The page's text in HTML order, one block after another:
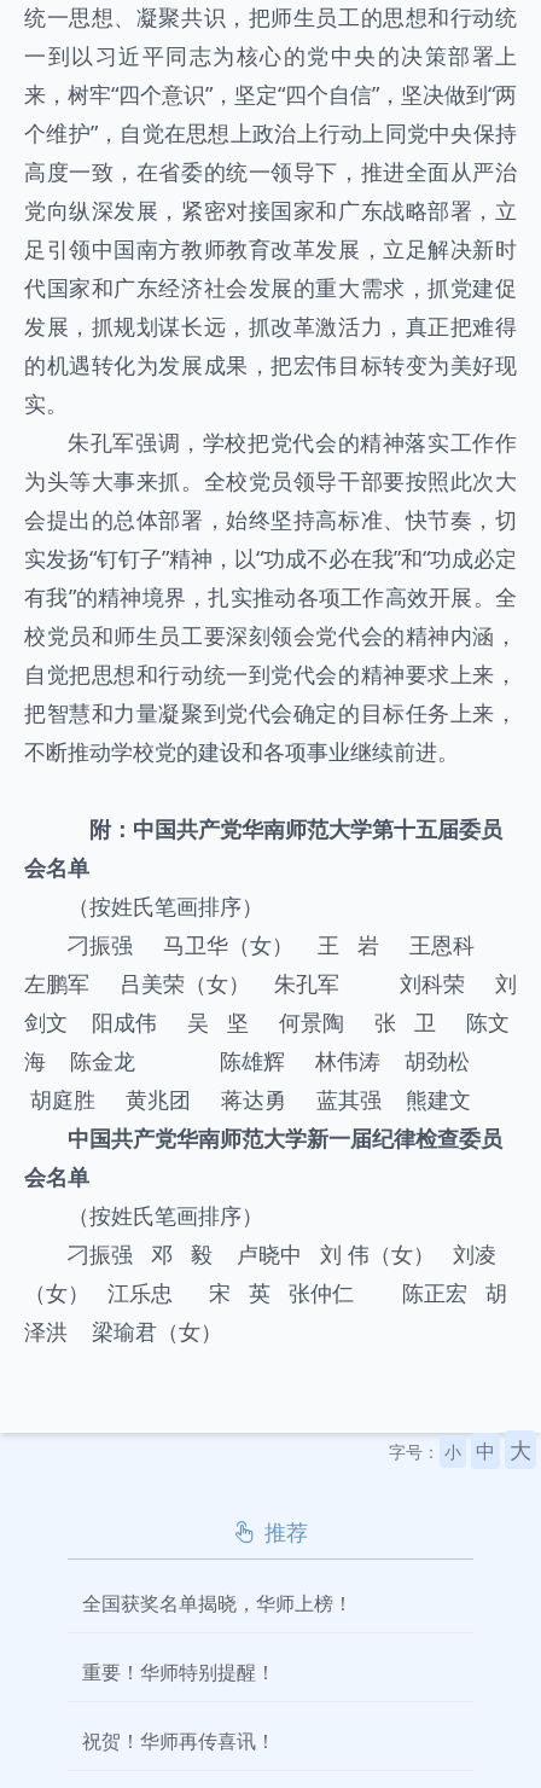
统一思想、凝聚共识，把师生员工的思想和行动统
一到以习近平同志为核心的党中央的决策部署上
来，树牢“四个意识”，坚定“四个自信”，坚决做到“两
个维护”，自觉在思想上政治上行动上同党中央保持
高度一致，在省委的统一领导下，推进全面从严治
党向纵深发展，紧密对接国家和广东战略部署，立
足引领中国南方教师教育改革发展，立足解决新时
代国家和广东经济社会发展的重大需求，抓党建促
发展，抓规划谋长远，抓改革激活力，真正把难得
的机遇转化为发展成果，把宏伟目标转变为美好现
实。
朱孔军强调，学校把党代会的精神落实工作作
为头等大事来抓。全校党员领导干部要按照此次大
会提出的总体部署，始终坚持高标准、快节奏，切
实发扬“钉钉子”精神，以“功成不必在我”和“功成必定
有我”的精神境界，扎实推动各项工作高效开展。全
校党员和师生员工要深刻领会党代会的精神内涵，
自觉把思想和行动统一到党代会的精神要求上来，
把智慧和力量凝聚到党代会确定的目标任务上来，
不断推动学校党的建设和各项事业继续前进。
附：中国共产党华南师范大学第十五届委员
会名单
（按姓氏笔画排序）
刁振强 马卫华（女） 王 岩 王恩科
左鹏军 吕美荣（女） 朱孔军 刘科荣 刘
剑文 阳成伟 吴 坚 何景陶 张 卫 陈文
海 陈金龙 陈雄辉 林伟涛 胡劲松
胡庭胜 黄兆团 蒋达勇 蓝其强 熊建文
中国共产党华南师范大学新一届纪律检查委员
会名单
（按姓氏笔画排序）
刁振强 邓 毅 卢晓中 刘 伟（女） 刘凌
（女） 江乐忠 宋 英 张仲仁 陈正宏 胡
泽洪 梁瑜君（女）
字号： 小 中 大
推荐
全国获奖名单揭晓，华师上榜！
重要！华师特别提醒！
祝贺！华师再传喜讯！